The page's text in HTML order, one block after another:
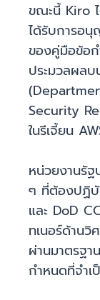
ขณะนี้ Kiro
ได้รับการอ
ของคู่มือข้อ
ประมวลผลบ
Security
ในรีเจี้ยน
หน่วยงานรั
ๆ ที่ต้องปฏิบั
และ DoD
ทเนอร์ด้าน
ผ่านมาตรฐ
กำหนดที่จำเ